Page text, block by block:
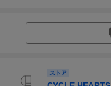
ストア